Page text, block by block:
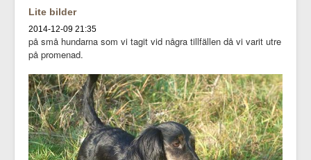
Lite bilder
2014-12-09 21:35
på små hundarna som vi tagit vid några tillfällen då vi varit utre
på promenad.